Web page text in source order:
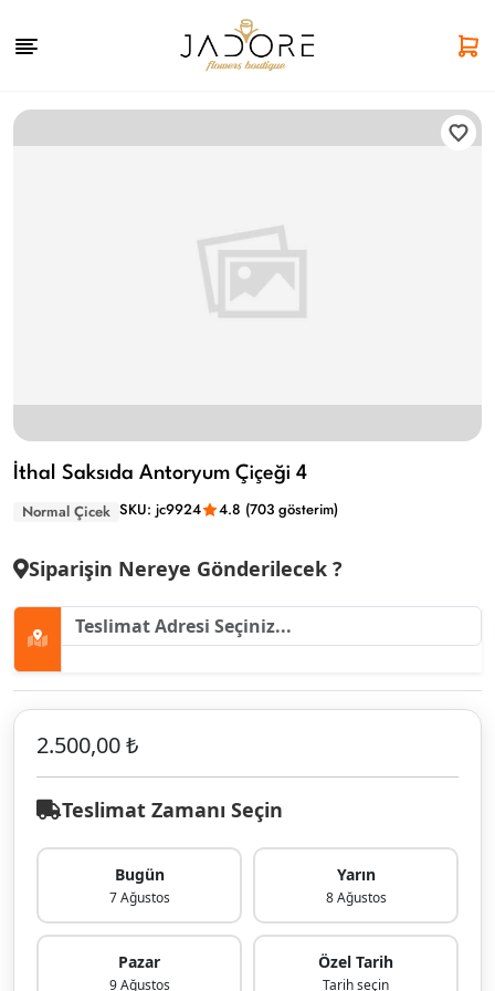
İthal Saksıda Antoryum Çiçeği 4
Normal Çicek SKU: jc9924 4.8 (703 gösterim)
Siparişin Nereye Gönderilecek ?
2.500,00 ₺
Teslimat Zamanı Seçin
Bugün
7 Ağustos
Yarın
8 Ağustos
Pazar
9 Ağustos
Özel Tarih
Tarih seçin